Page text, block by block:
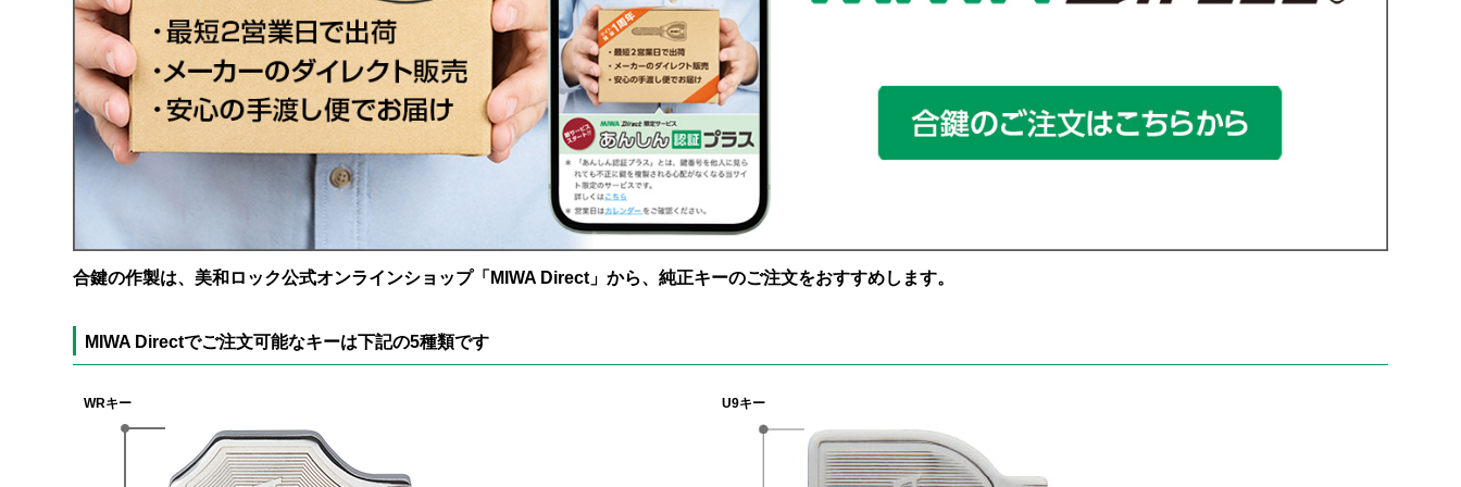
合鍵の作製は、美和ロック公式オンラインショップ「MIWA Direct」から、純正キーのご注文をおすすめします。
MIWA Directでご注文可能なキーは下記の5種類です
WRキー U9キー